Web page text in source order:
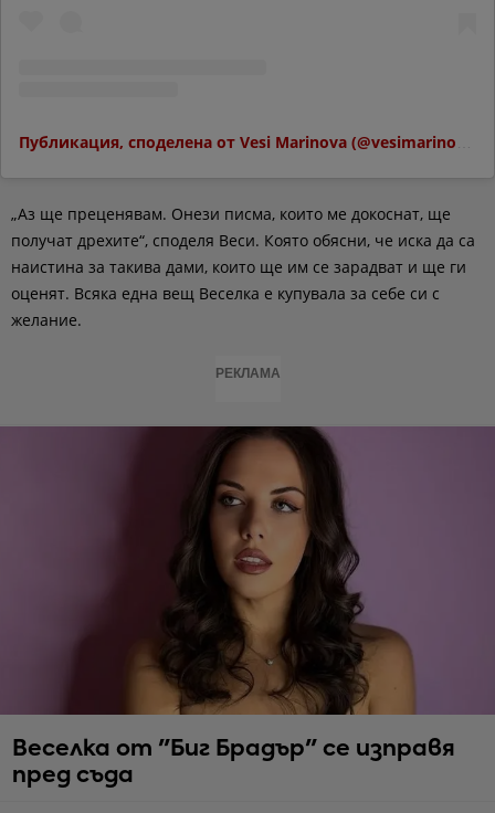
Публикация, споделена от Vesi Marinova (@vesimarinova)
„Аз ще преценявам. Онези писма, които ме докоснат, ще
получат дрехите“, споделя Веси. Която обясни, че иска да са
наистина за такива дами, които ще им се зарадват и ще ги
оценят. Всяка една вещ Веселка е купувала за себе си с
желание.
РЕКЛАМА
Веселка от "Биг Брадър" се изправя
пред съда